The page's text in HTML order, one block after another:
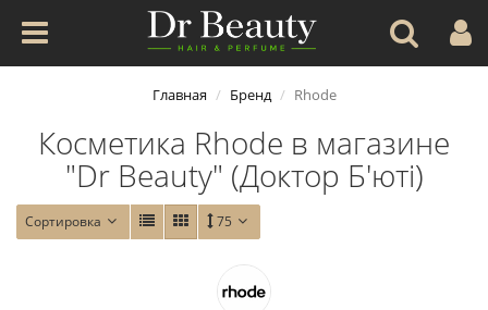
Главная Бренд Rhode
Косметика Rhode в магазине
"Dr Beauty" (Доктор Б'юті)
Сортировка 75